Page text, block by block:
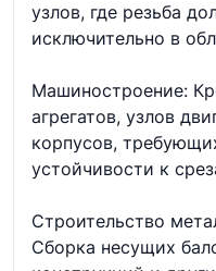
узлов, где резьба
исключительно в
Машиностроение:
агрегатов, узлов
корпусов,
устойчивости к
Строительство
Сборка несущих